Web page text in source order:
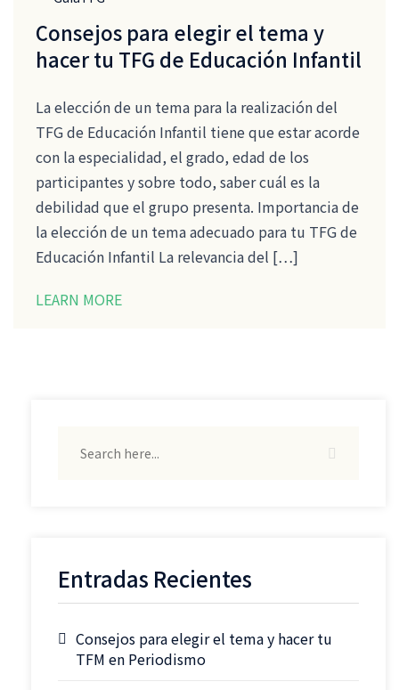
Consejos para elegir el tema y
hacer tu TFG de Educación Infantil
La elección de un tema para la realización del
TFG de Educación Infantil tiene que estar acorde
con la especialidad, el grado, edad de los
participantes y sobre todo, saber cuál es la
debilidad que el grupo presenta. Importancia de
la elección de un tema adecuado para tu TFG de
Educación Infantil La relevancia del […]
LEARN MORE
Entradas Recientes
Consejos para elegir el tema y hacer tu
TFM en Periodismo